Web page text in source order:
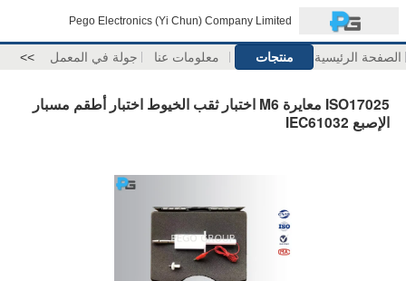
Pego Electronics (Yi Chun) Company Limited
الصفحة الرئيسية منتجات معلومات عنا جولة في المعمل >>
ISO17025 معايرة M6 اختبار ثقب الخيوط اختبار أطقم مسبار
الإصبع IEC61032